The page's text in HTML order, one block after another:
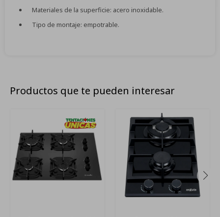
Materiales de la superficie: acero inoxidable.
Tipo de montaje: empotrable.
Productos que te pueden interesar